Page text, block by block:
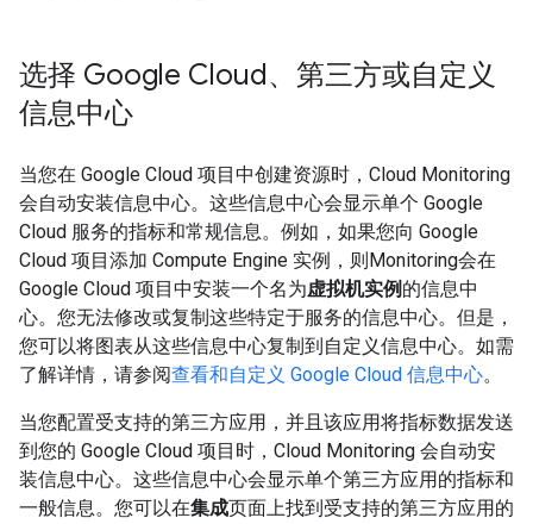
选择 Google Cloud、第三方或自定义
信息中心
当您在 Google Cloud 项目中创建资源时，Cloud Monitoring
会自动安装信息中心。这些信息中心会显示单个 Google
Cloud 服务的指标和常规信息。例如，如果您向 Google
Cloud 项目添加 Compute Engine 实例，则Monitoring会在
Google Cloud 项目中安装一个名为虚拟机实例 的信息中
心。您无法修改或复制这些特定于服务的信息中心。但是，
您可以将图表从这些信息中心复制到自定义信息中心。如需
了解详情，请参阅查看和自定义 Google Cloud 信息中心。
当您配置受支持的第三方应用，并且该应用将指标数据发送
到您的 Google Cloud 项目时，Cloud Monitoring 会自动安
装信息中心。这些信息中心会显示单个第三方应用的指标和
一般信息。您可以在集成页面上找到受支持的第三方应用的